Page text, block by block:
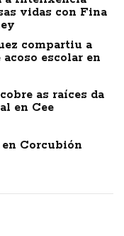
vidas con Fina
compartiu a
escolar en
as raíces da
en Cee
Corcubión